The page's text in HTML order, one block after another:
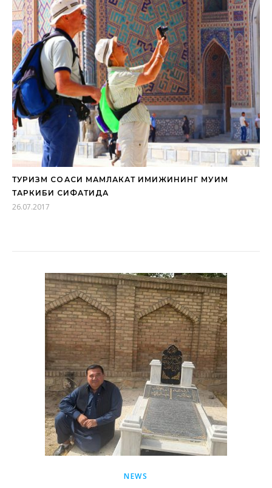
ТУРИЗМ СОҲАСИ МАМЛАКАТ ИМИЖИНИНГ МУҲИМ
ТАРКИБИ СИФАТИДА
26.07.2017
NEWS